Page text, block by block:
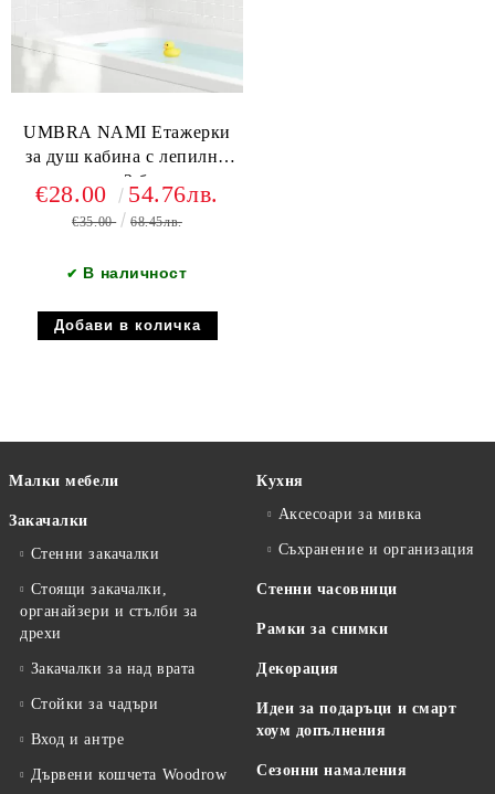
UMBRA NAMI Етажерки
за душ кабина с лепилни
ленти, сет 2 бр., черен
€28.00 54.76лв.
€35.00 68.45лв.
✔ В наличност
Малки мебели
Закачалки
Стенни закачалки
Стоящи закачалки,
органайзери и стълби за
дрехи
Закачалки за над врата
Стойки за чадъри
Вход и антре
Дървени кошчета Woodrow
Кухня
Аксесоари за мивка
Съхранение и организация
Стенни часовници
Рамки за снимки
Декорация
Идеи за подаръци и смарт
хоум допълнения
Сезонни намаления